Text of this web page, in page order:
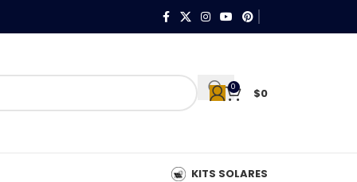
0 $0
KITS SOLARES